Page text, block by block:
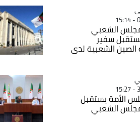
الشعبي
سفير
الشعبية لدى
الأمة يستقبل
الشعبي